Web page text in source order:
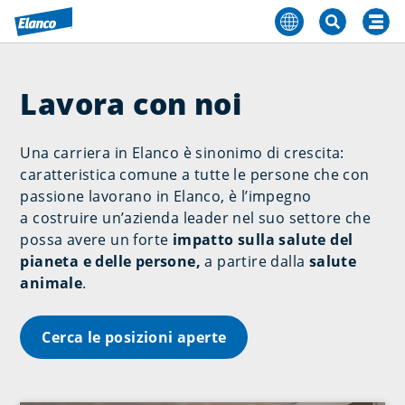
Lavora con noi
Una carriera in Elanco è sinonimo di crescita:
caratteristica comune a tutte le persone che con
passione lavorano in Elanco, è l’impegno
a costruire un’azienda leader nel suo settore che
possa avere un forte impatto sulla salute del
pianeta e delle persone,a partire dalla salute
animale.
Cerca le posizioni aperte